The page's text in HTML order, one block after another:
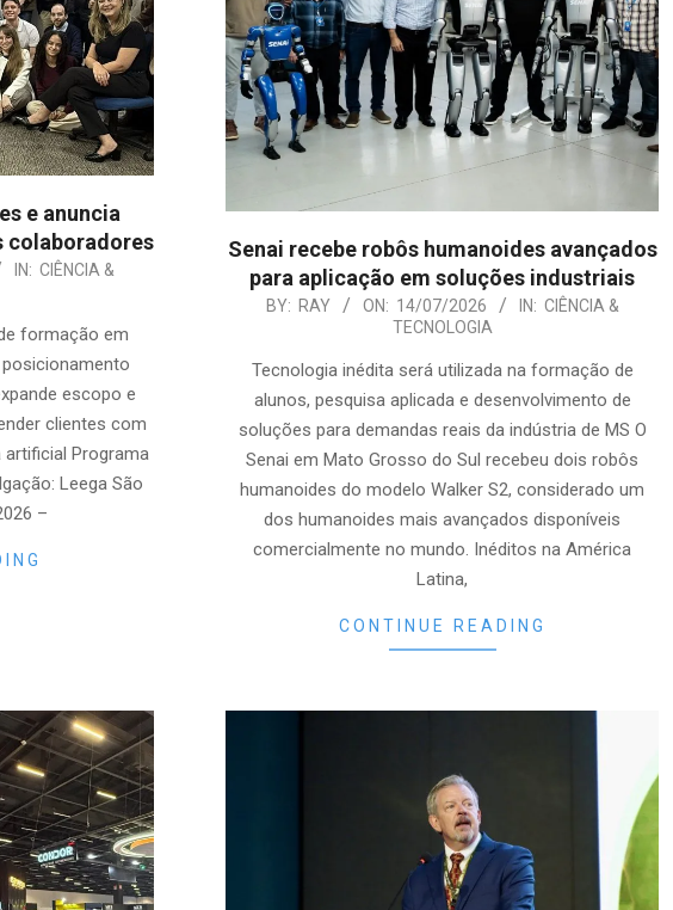
e anuncia
colaboradores
IN: CIÊNCIA &
formação em
escopo e
clientes com
Programa
Leega São
–
Senai recebe robôs humanoides avançados
para aplicação em soluções industriais
2026-BY: RAY ON: 14/07/2026 IN: CIÊNCIA &
TECNOLOGIA
Tecnologia inédita será utilizada na formação de
alunos, pesquisa aplicada e desenvolvimento de
soluções para demandas reais da indústria de MS O
Senai em Mato Grosso do Sul recebeu dois robôs
humanoides do modelo Walker S2, considerado um
dos humanoides mais avançados disponíveis
comercialmente no mundo. Inéditos na América
Latina,
CONTINUE READING